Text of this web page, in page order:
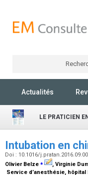
Actualités
LE PRATICIEN
Intubation en
Doi : 10.1016/
Olivier Belze ⁎
, Virginie
Service d’anesthésie, hôpital